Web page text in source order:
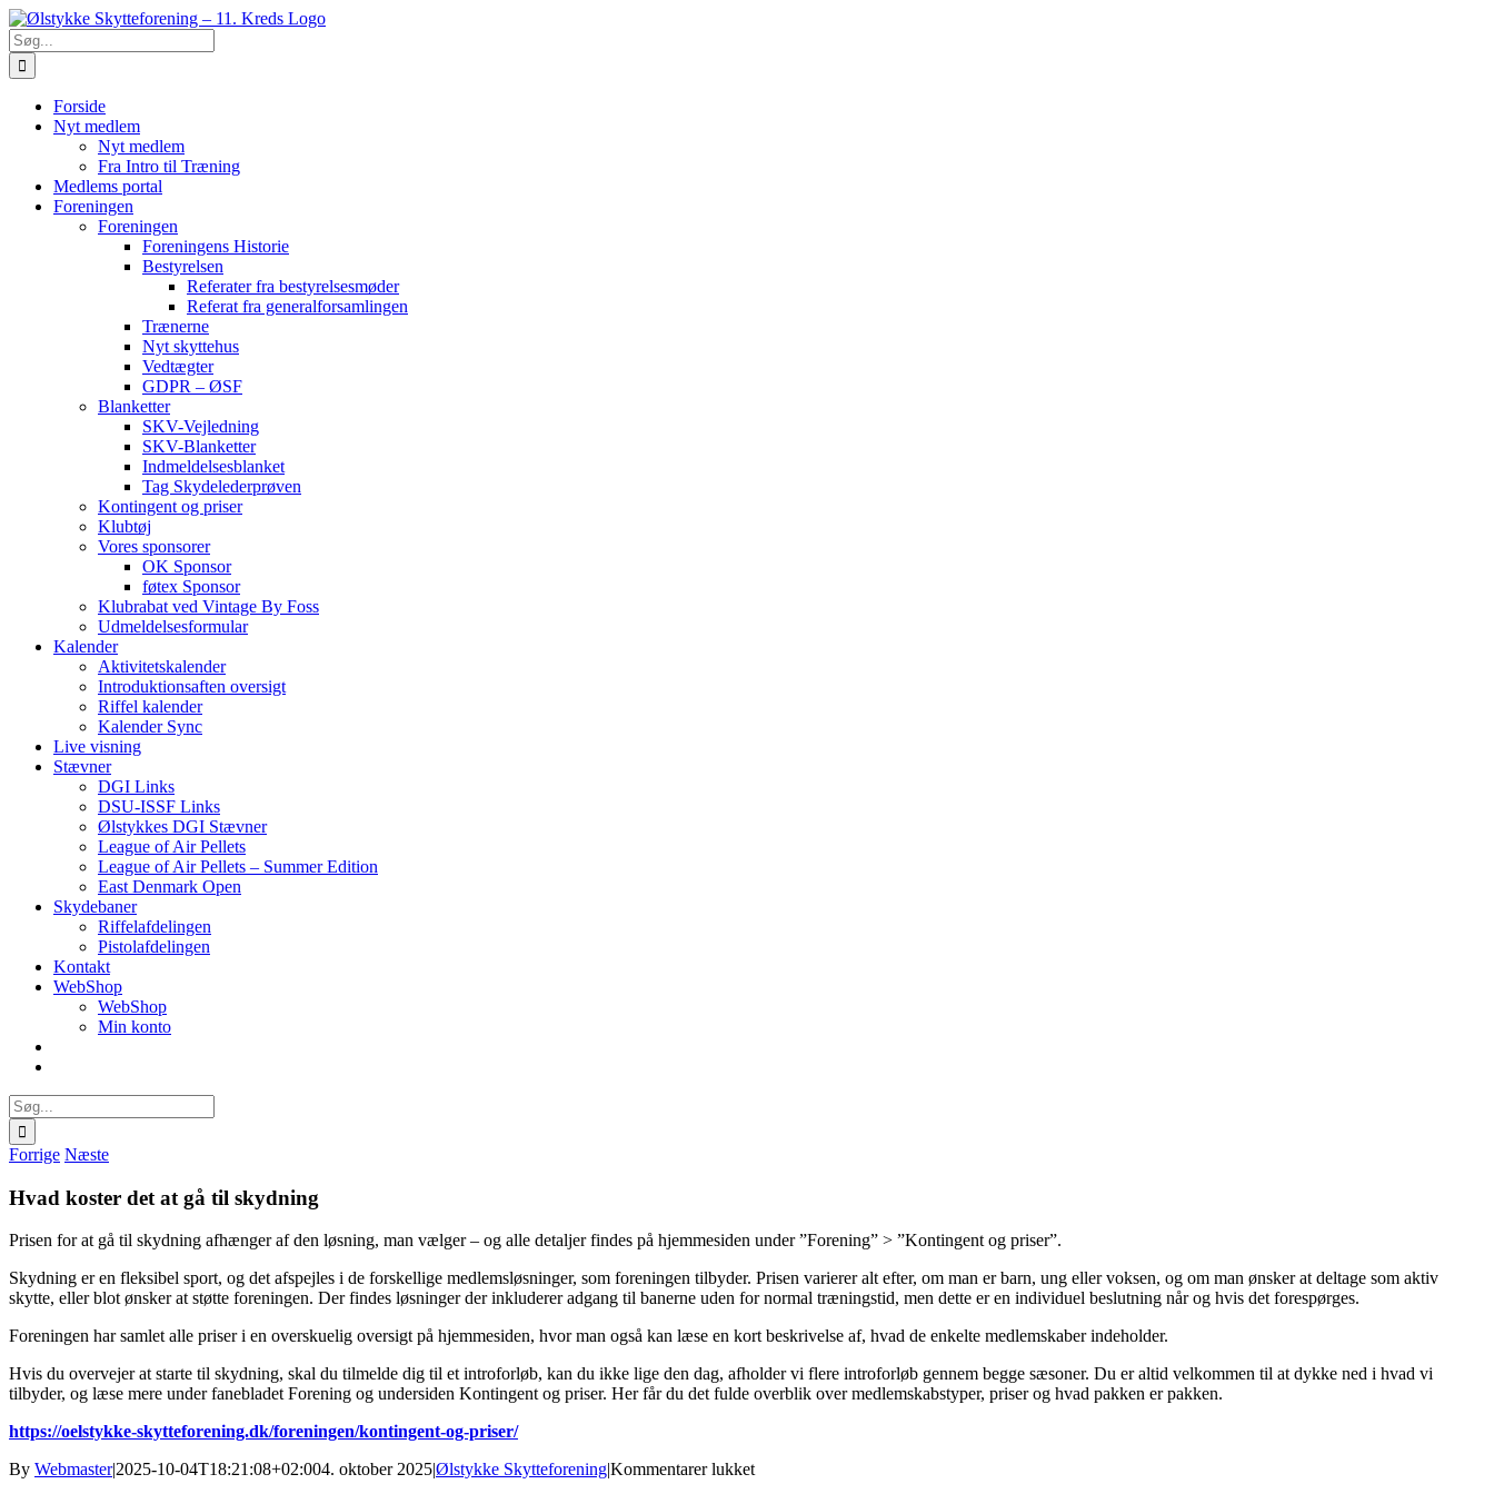
Skip
to
content
Facebook
Instagram
YouTube
Find
os
SiteMap
Søg
efter:
Forside
Nyt medlem
Nyt medlem
Fra Intro til Træning
Medlems portal
Foreningen
Foreningen
Foreningens Historie
Bestyrelsen
Referater fra bestyrelsesmøder
Referat fra generalforsamlingen
Trænerne
Nyt skyttehus
Vedtægter
GDPR – ØSF
Blanketter
SKV-Vejledning
SKV-Blanketter
Indmeldelsesblanket
Tag Skydelederprøven
Kontingent og priser
Klubtøj
Vores sponsorer
OK Sponsor
føtex Sponsor
Klubrabat ved Vintage By Foss
Udmeldelsesformular
Kalender
Aktivitetskalender
Introduktionsaften oversigt
Riffel kalender
Kalender Sync
Live visning
Stævner
DGI Links
DSU-ISSF Links
Ølstykkes DGI Stævner
League of Air Pellets
League of Air Pellets – Summer Edition
East Denmark Open
Skydebaner
Riffelafdelingen
Pistolafdelingen
Kontakt
WebShop
WebShop
Min konto
Søg
efter:
Forrige Næste
Hvad koster det at gå til skydning
Prisen for at gå til skydning afhænger af den løsning, man vælger – og alle detaljer findes på hjemmesiden under ”Forening” > ”Kontingent og priser”.
Skydning er en fleksibel sport, og det afspejles i de forskellige medlemsløsninger, som foreningen tilbyder. Prisen varierer alt efter, om man er barn, ung eller voksen, og om man ønsker at deltage som aktiv
skytte, eller blot ønsker at støtte foreningen. Der findes løsninger der inkluderer adgang til banerne uden for normal træningstid, men dette er en individuel beslutning når og hvis det forespørges.
Foreningen har samlet alle priser i en overskuelig oversigt på hjemmesiden, hvor man også kan læse en kort beskrivelse af, hvad de enkelte medlemskaber indeholder.
Hvis du overvejer at starte til skydning, skal du tilmelde dig til et introforløb, kan du ikke lige den dag, afholder vi flere introforløb gennem begge sæsoner. Du er altid velkommen til at dykke ned i hvad vi
tilbyder, og læse mere under fanebladet Forening og undersiden Kontingent og priser. Her får du det fulde overblik over medlemskabstyper, priser og hvad pakken er pakken.
https://oelstykke-skytteforening.dk/foreningen/kontingent-og-priser/
By Webmaster|2025-10-04T18:21:08+02:004. oktober 2025|Ølstykke Skytteforening|Kommentarer lukkettil